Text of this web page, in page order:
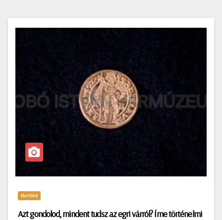
Belföld
Azt gondolod, mindent tudsz az egri várról? Íme történelmi